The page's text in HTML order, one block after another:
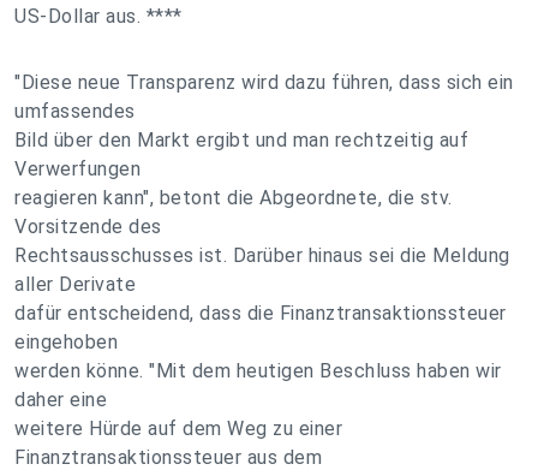
US-Dollar aus. ****
"Diese neue Transparenz wird dazu führen, dass sich ein
umfassendes
Bild über den Markt ergibt und man rechtzeitig auf
Verwerfungen
reagieren kann", betont die Abgeordnete, die stv.
Vorsitzende des
Rechtsausschusses ist. Darüber hinaus sei die Meldung
aller Derivate
dafür entscheidend, dass die Finanztransaktionssteuer
eingehoben
werden könne. "Mit dem heutigen Beschluss haben wir
daher eine
weitere Hürde auf dem Weg zu einer
Finanztransaktionssteuer aus dem